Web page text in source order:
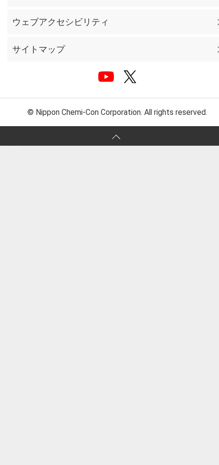
ウェブアクセシビリティ
サイトマップ
© Nippon Chemi-Con Corporation. All rights reserved.